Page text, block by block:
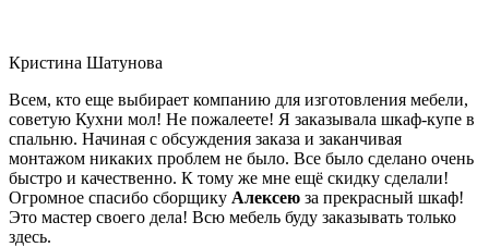
Кристина Шатунова
Всем, кто еще выбирает компанию для изготовления мебели,
советую Кухни мол! Не пожалеете! Я заказывала шкаф-купе в
спальню. Начиная с обсуждения заказа и заканчивая
монтажом никаких проблем не было. Все было сделано очень
быстро и качественно. К тому же мне ещё скидку сделали!
Огромное спасибо сборщику Алексею за прекрасный шкаф!
Это мастер своего дела! Всю мебель буду заказывать только
здесь.